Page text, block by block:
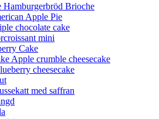
Hamburgerbröd Brioche
Apple Pie
chocolate cake
mini
Cake
Apple crumble cheesecake
cheesecake
med saffran